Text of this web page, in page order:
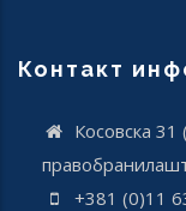
Контакт
Косовска
+381 (0)11